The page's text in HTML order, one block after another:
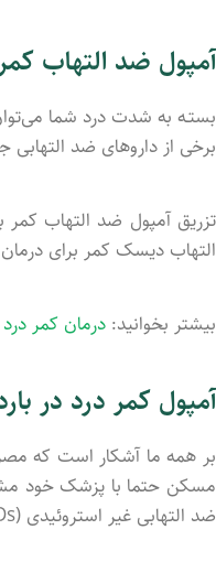
آمپول ضد التهاب
بستـه به شدت درد شما
برخی از داروهای ضد
تزریق آمپول ضد التهاب
التهاب دیسک کمر برای
بیشتر بخوانید: درمان کمر درد
آمپول کمر درد در
بر همه ما آشکار است که
مسکن حتما با پزشک خود
ضد التهابی غیر استروئیدی (NSAIDs) مانند ایبوپروفن (ادویل، موترین یا ناپروکسن) توصیه نمی‌شود.